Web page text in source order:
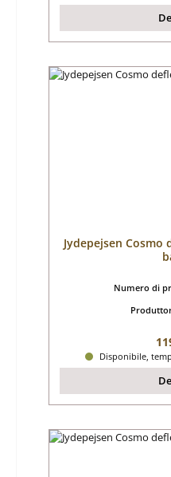
Jydepejsen
Numero di
Disponibile,